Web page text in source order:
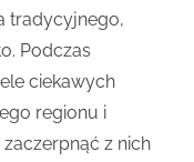
tradycyjnego,
Podczas
ciekawych
regionu i
z nich